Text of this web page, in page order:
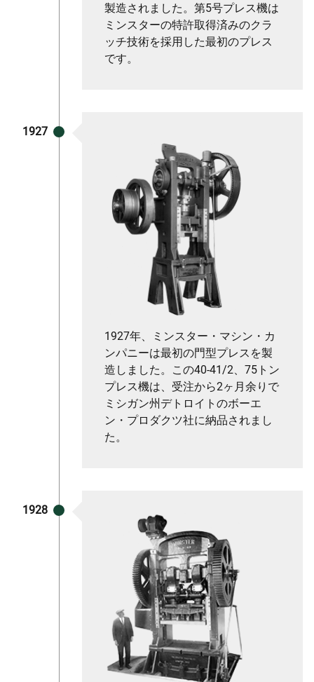
製造されました。第5号プレス機は
ミンスターの特許取得済みのクラ
ッチ技術を採用した最初のプレス
です。
1927
1927年、ミンスター・マシン・カ
ンパニーは最初の門型プレスを製
造しました。この40-41/2、75トン
プレス機は、受注から2ヶ月余りで
ミシガン州デトロイトのボーエ
ン・プロダクツ社に納品されまし
た。
1928